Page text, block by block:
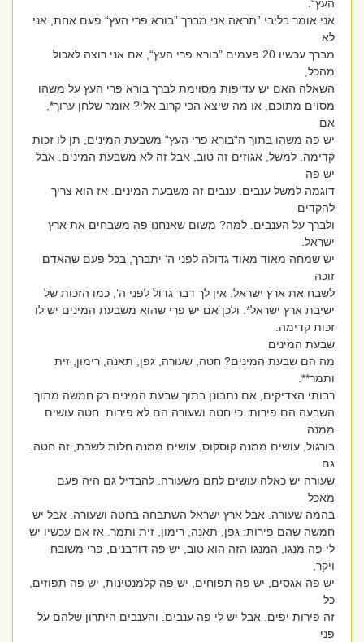
העץ“.
אני אומר בליבי ”תראה אני מברך ”בורא פרי העץ“ פעם אחת, אני
לא
מברך עכשיו 20 פעמים ”בורא פרי העץ“, אם אני רוצה לאכול
מהכל,
השאלה האם יש עדיפות מסוימת לברך בורא פרי העץ על משהו
מסוים מתוכם, או מה שיצא הכי קרוב אלי? אומר שלחן ערוך*,
אם
יש פה משהו בתוך ה“בורא פרי העץ“ משבעת המינים, תן לו זכות
קדימה. למשל, אגוזים זה טוב, אבל זה לא משבעת המינים. אבל
יש פה
דוגמה למשל ענבים. ענבים זה משבעת המינים. אז הוא צריך
להקדים
ולברך על הענבים. למה? משום שאנחנו פה משבחים את ארץ
ישראל.
יש שמחה מאוד מאוד גדולה לפני ה‘ יתברך, בכל פעם שהאדם
זוכה
לשבח את ארץ ישראל. אין לך דבר גדול לפני ה‘, כמו הזכות של
ישיבת ארץ ישראל*. ולכן אם יש פרי שהוא משבעת המינים יש לו
זכות קדימה.
שבעת המינים
מה הם שבעת המינים? חטה, שעורה, גפן, תאנה, רימון, זית
ותמר**.
רבותי הצדיקים, אם נתבונן בתוך שבעת המינים רק חמשה מתוך
השבעה הם פירות. כי חטה ושעורה הם לא פירות. חטה עושים
ממנה
בורגול, עושים ממנה קוסקוס, עושים ממנה חלות לשבת, זה חטה.
גם
שעורה יש כאלה עושים לחם משעורה. להבדיל גם היה פעם
מאכל
בהמה שעורה. אבל ארץ ישראל השתבחה בחטה ושעורה. אבל יש
חמשה שהם פירות: גפן, תאנה, רימון, זית ותמר. אז אם עכשיו יש
לי פה מנגו, המנגו הזה הוא טוב, יש פה דודבנים, פרי משובח
ויקר,
יש פה אגסים, יש פה תפוחים, יש פה קלמנטינות, יש פה תפוזים,
זה פירות יפים. אבל יש לי פה ענבים. והענבים היתרון שלהם על
פני